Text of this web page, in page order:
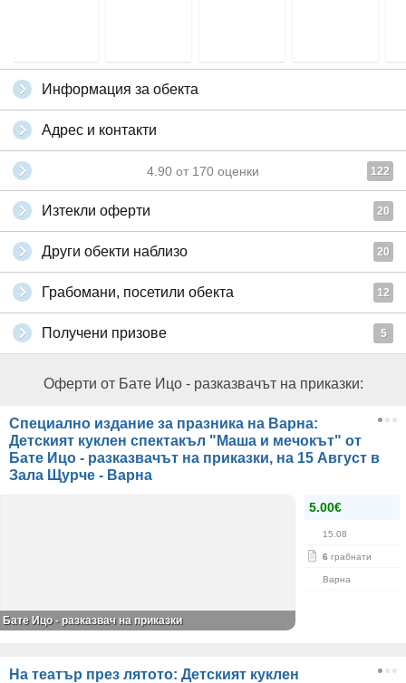
Информация за обекта
Адрес и контакти
4.90 от 170 оценки 122
Изтекли оферти 20
Други обекти наблизо 20
Грабомани, посетили обекта 12
Получени призове 5
Оферти от Бате Ицо - разказвачът на приказки:
Специално издание за празника на Варна:
Детският куклен спектакъл "Маша и мечокът" от
Бате Ицо - разказвачът на приказки, на 15 Август в
Зала Щурче - Варна
5.00€
15.08
6 грабнати
Варна
Бате Ицо - разказвач на приказки
На театър през лятото: Детският куклен